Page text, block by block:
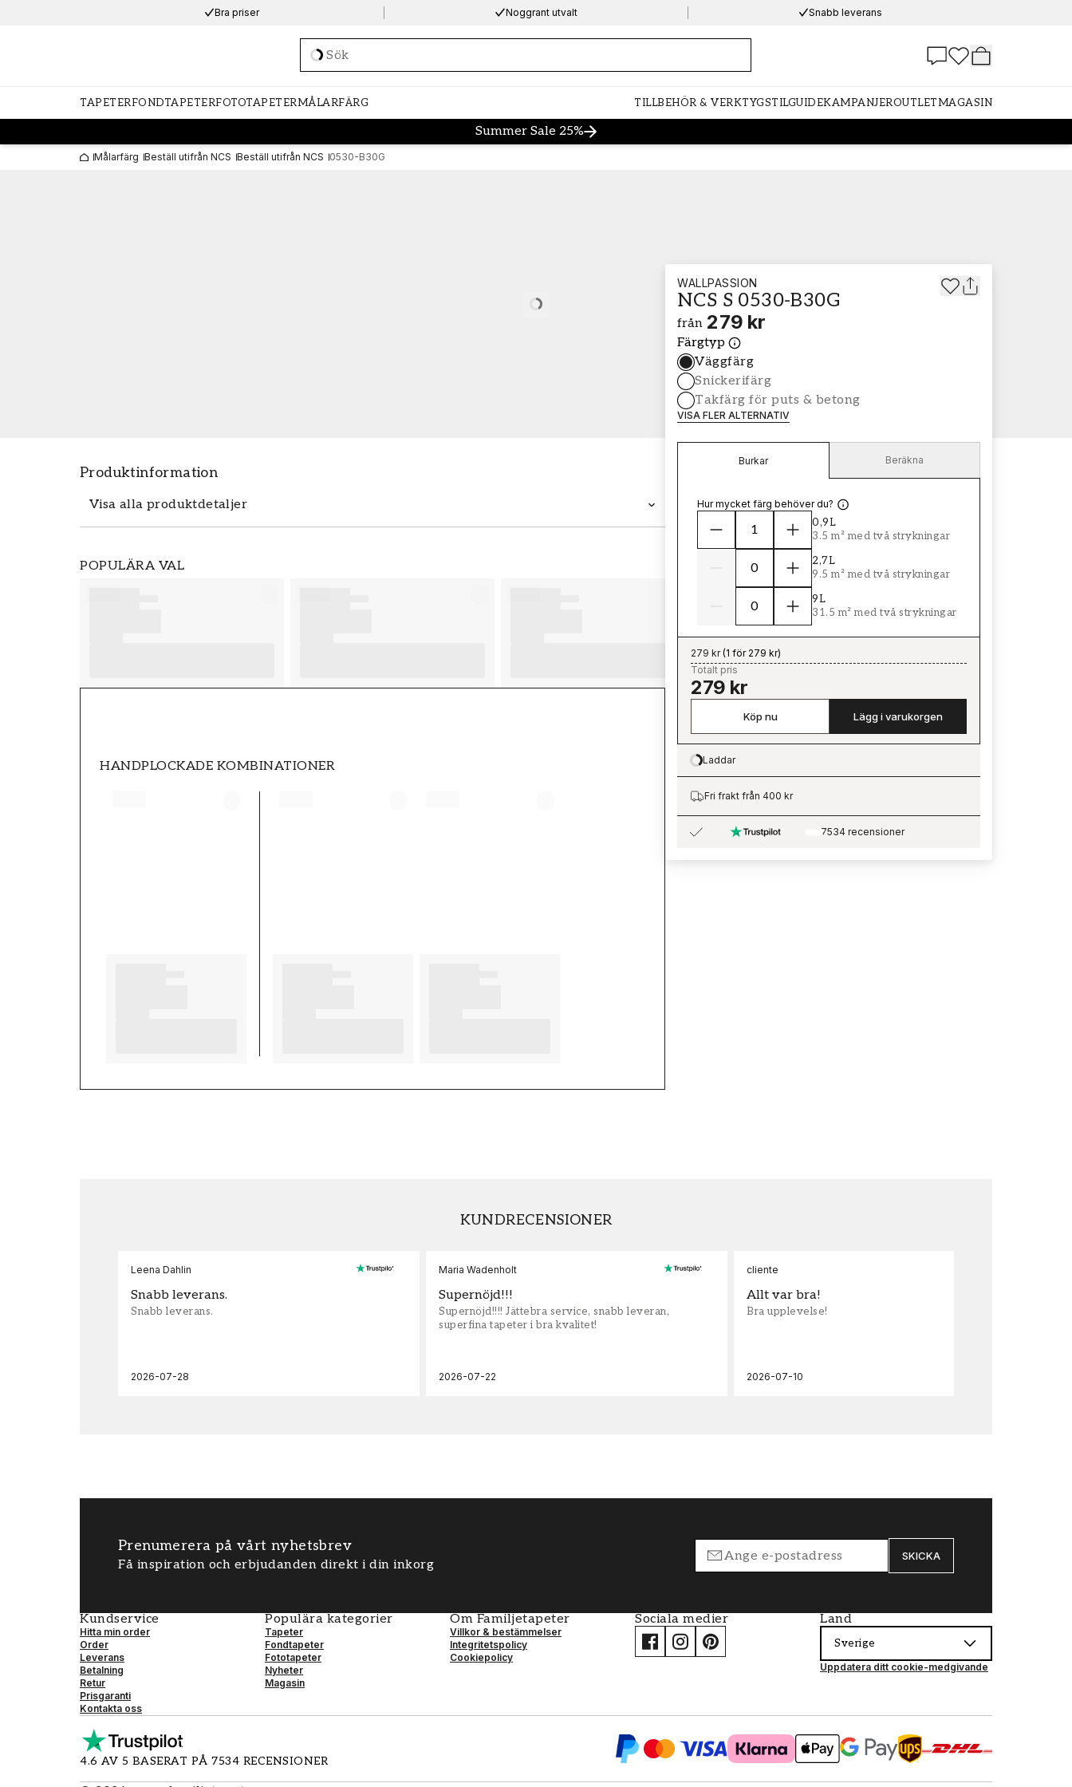
Bra priser Noggrant utvalt Snabb leverans
Loading…
TAPETERFONDTAPETERFOTOTAPETERMÅLARFÄRG TILLBEHÖR & VERKTYGSTILGUIDEKAMPANJEROUTLETMAGASIN
Summer Sale 25%
Målarfärg Beställ utifrån NCS Beställ utifrån NCS 0530-B30G
Loading…
Produktinformation
Visa alla produktdetaljer
POPULÄRA VAL
HANDPLOCKADE KOMBINATIONER
WALLPASSION
NCS S 0530-B30G
från 279 kr
Färgtyp
Väggfärg
Snickerifärg
Takfärg för puts & betong
VISA FLER ALTERNATIV
Burkar Beräkna
Hur mycket färg behöver du?
0,9L
3.5 m² med två strykningar
2,7L
9.5 m² med två strykningar
9L
31.5 m² med två strykningar
279 kr(1 för 279 kr)
Totalt pris
279 kr
Köp nu Lägg i varukorgen
Loading…
Laddar
Fri frakt från 400 kr
7534 recensioner
KUNDRECENSIONER
Leena Dahlin
Snabb leverans.
Snabb leverans.
2026-07-28
Maria Wadenholt
Supernöjd!!!
Supernöjd!!!! Jättebra service, snabb leveran,
superfina tapeter i bra kvalitet!
2026-07-22
cliente
Allt var bra!
Bra upplevelse!
2026-07-10
Prenumerera på vårt nyhetsbrev
Få inspiration och erbjudanden direkt i din inkorg
SKICKA
Kundservice
Hitta min order
Order
Leverans
Betalning
Retur
Prisgaranti
Kontakta oss
Populära kategorier
Tapeter
Fondtapeter
Fototapeter
Nyheter
Magasin
Om Familjetapeter
Villkor & bestämmelser
Integritetspolicy
Cookiepolicy
Sociala medier Land
Sverige
Uppdatera ditt cookie-medgivande
4.6 AV 5 BASERAT PÅ 7534 RECENSIONER